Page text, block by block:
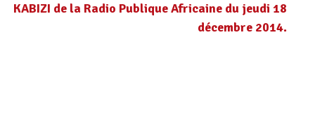
KABIZI de la Radio Publique Africaine du jeudi 18
décembre 2014.